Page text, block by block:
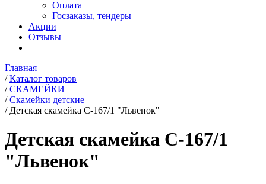
Оплата
Госзаказы, тендеры
Акции
Отзывы
Главная
/ Каталог товаров
/ СКАМЕЙКИ
/ Скамейки детские
/ Детская скамейка С-167/1 "Львенок"
Детская скамейка С-167/1
"Львенок"